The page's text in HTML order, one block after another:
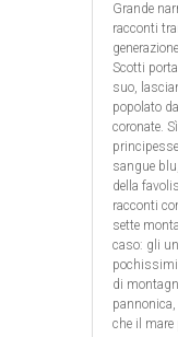
Grande
racconti
Scotti
suo,
popolato
coronate.
sangue
della
racconti
sette
caso: gli
pochissimi
di
che il mare